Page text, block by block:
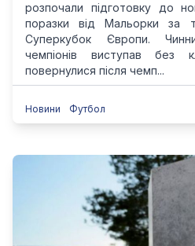
розпочали підготовку до
поразки від Мальорки за
Суперкубок Європи.
чемпіонів виступав без
повернулися після чемп...
Новини Футбол